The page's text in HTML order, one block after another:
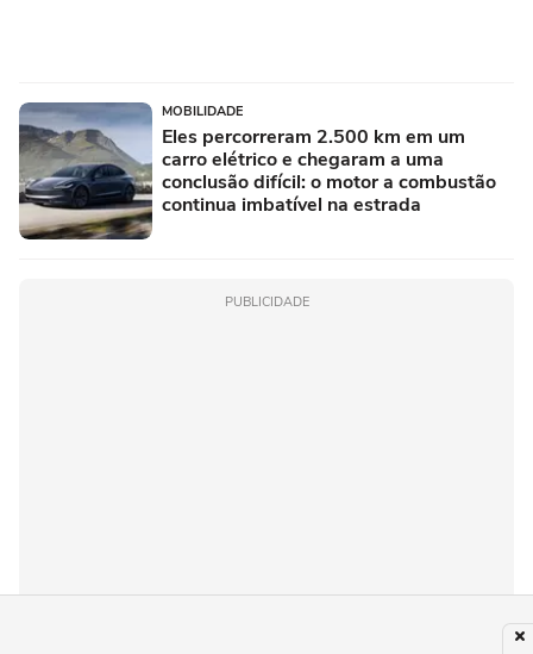
MOBILIDADE
Eles percorreram 2.500 km em um
carro elétrico e chegaram a uma
conclusão difícil: o motor a combustão
continua imbatível na estrada
PUBLICIDADE